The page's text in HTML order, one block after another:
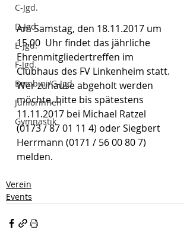
C-Jgd.
D-Jgd.
E-Jgd.
F-Jgd.
Bambini/G-Jgd.
Juniorinnen
Gymnastik
Am Samstag, den 18.11.2017 um
15.00  Uhr findet das jährliche
Ehrenmitgliedertreffen im
Clubhaus des FV Linkenheim statt.
Wer zuhause abgeholt werden
möchte, bitte bis spätestens
11.11.2017 bei Michael Ratzel
(0173 / 87 01 11 4) oder Siegbert
Herrmann (0171 / 56 00 80 7)
melden.
Verein
Events